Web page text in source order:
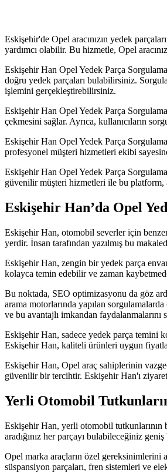
Eskişehir'de Opel aracınızın yedek
yardımcı olabilir. Bu hizmetle, Opel
Eskişehir Han Opel Yedek Parça
doğru yedek parçaları bulabilirsiniz.
işlemini gerçekleştirebilirsiniz.
Eskişehir Han Opel Yedek Parça
çekmesini sağlar. Ayrıca, kullanıcıların
Eskişehir Han Opel Yedek Parça
profesyonel müşteri hizmetleri ekibi
Eskişehir Han Opel Yedek Parça
güvenilir müşteri hizmetleri ile bu platform,
Eskişehir Han’da Opel
Eskişehir Han, otomobil severler için
yerdir. İnsan tarafından yazılmış bu
Eskişehir Han, zengin bir yedek parça
kolayca temin edebilir ve zaman
Bu noktada, SEO optimizasyonu da göz
arama motorlarında yapılan
ve bu avantajlı imkandan faydalanmalarını
Eskişehir Han, sadece yedek parça temini
Eskişehir Han, kaliteli ürünleri uygun
Eskişehir Han, Opel araç sahiplerinin
güvenilir bir tercihtir. Eskişehir Han'ı
Yerli Otomobil
Eskişehir Han, yerli otomobil tutkunlarının
aradığınız her parçayı bulabileceğiniz
Opel marka araçların özel gereksinimlerini
süspansiyon parçaları, fren sistemleri ve